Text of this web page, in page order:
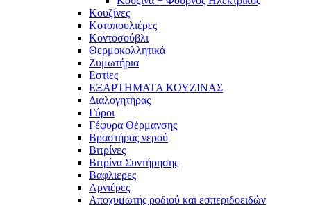
Κουζίνες
Κοτοπουλιέρες
Κοντοσούβλι
Θερμοκολλητικά
Ζυμωτήρια
Εστίες
ΕΞΑΡΤΗΜΑΤΑ ΚΟΥΖΙΝΑΣ
Διαλογητήρας
Γύροι
Γέφυρα Θέρμανσης
Βραστήρας νερού
Βιτρίνες
Βιτρίνα Συντήρησης
Βαφλιερες
Αρνιέρες
Αποχυμωτής ροδιού και εσπεριδοειδών